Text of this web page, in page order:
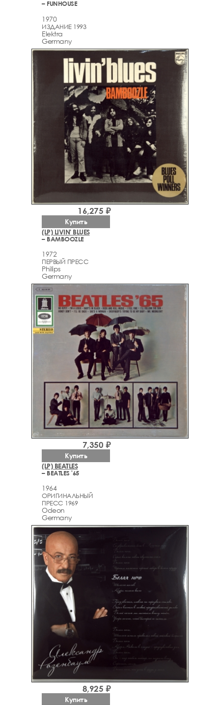
– FUNHOUSE
1970
ИЗДАНИЕ 1993
Elektra
Germany
(LP) LIVIN' BLUES
– BAMBOOZLE
1972
ПЕРВЫЙ ПРЕСС
Philips
Germany
16,275 ₽
Купить
(LP) BEATLES
– BEATLES '65
1964
ОРИГИНАЛЬНЫЙ
ПРЕСС 1969
Odeon
Germany
7,350 ₽
Купить
8,925 ₽
Купить